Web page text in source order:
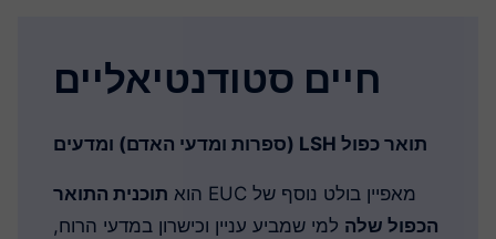
חיים סטודנטיאליים
תואר כפול LSH (ספרות ומדעי האדם) ומדעים
מאפיין בולט נוסף של EUC הוא
תוכנית התואר
הכפול שלהלמי שמביע עניין וכישרון במדעי הרוח,